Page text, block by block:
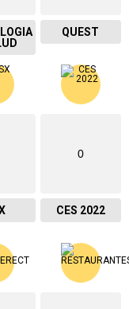
QUEST
0
CES 2022